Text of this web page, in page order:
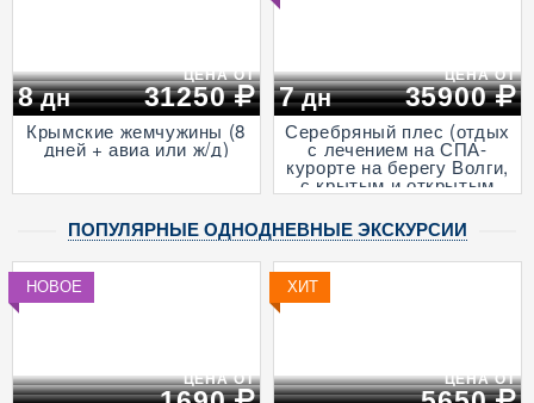
апрель - октябрь)
8дн
ЦЕНА ОТ
31250
Крымские жемчужины (8
дней + авиа или ж/д)
7дн
ЦЕНА ОТ
35900
Серебряный плес (отдых
с лечением на СПА-
курорте на берегу Волги,
с крытым и открытым
бассейнами и
анимационными
программами, 7 дней + ж/
д)
ПОПУЛЯРНЫЕ ОДНОДНЕВНЫЕ ЭКСКУРСИИ
НОВОЕ
ЦЕНА ОТ
ХИТ
ЦЕНА ОТ